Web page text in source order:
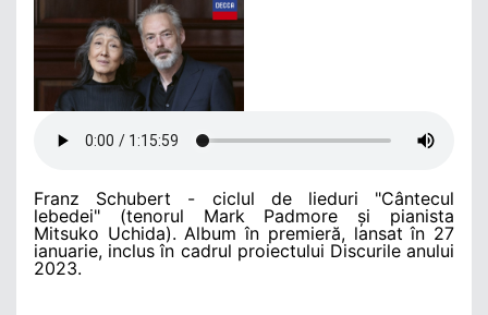
Franz Schubert - ciclul de lieduri "Cântecul
lebedei" (tenorul Mark Padmore
și pianista
Mitsuko Uchida). Album în premieră, lansat în 27
ianuarie, inclus în cadrul proiectului Discurile anului
2023.